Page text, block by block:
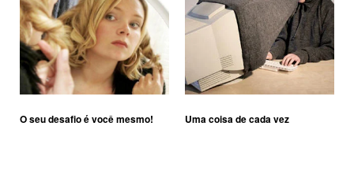
O seu desafio é você mesmo! Uma coisa de cada vez